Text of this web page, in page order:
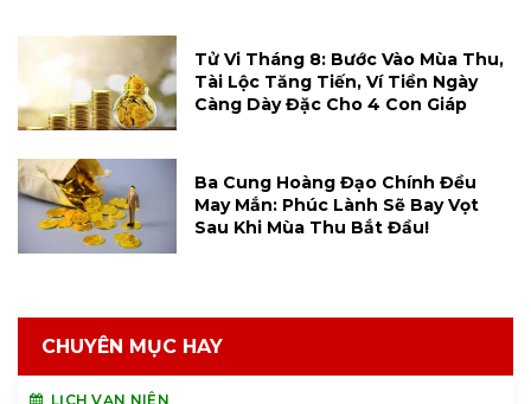
Tử Vi Tháng 8: Bước Vào Mùa Thu,
Tài Lộc Tăng Tiến, Ví Tiền Ngày
Càng Dày Đặc Cho 4 Con Giáp
Ba Cung Hoàng Đạo Chính Đều
May Mắn: Phúc Lành Sẽ Bay Vọt
Sau Khi Mùa Thu Bắt Đầu!
CHUYÊN MỤC HAY
LỊCH VẠN NIÊN